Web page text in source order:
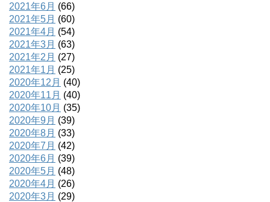
2021年6月 (66)
2021年5月 (60)
2021年4月 (54)
2021年3月 (63)
2021年2月 (27)
2021年1月 (25)
2020年12月 (40)
2020年11月 (40)
2020年10月 (35)
2020年9月 (39)
2020年8月 (33)
2020年7月 (42)
2020年6月 (39)
2020年5月 (48)
2020年4月 (26)
2020年3月 (29)